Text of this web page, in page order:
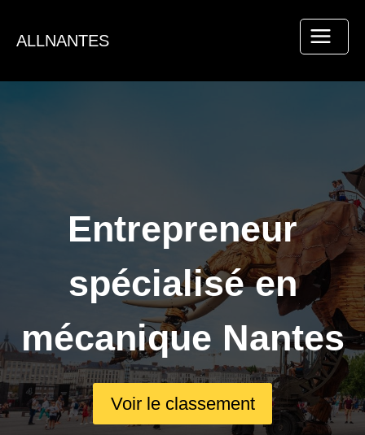
contenu
ALLNANTES
Entrepreneur
spécialisé en
mécanique Nantes
Voir le classement